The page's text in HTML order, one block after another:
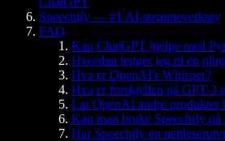
Speechify — #1 AI-stemmeverktøy
FAQ
Kan ChatGPT hjelpe med
Hvordan legger jeg til en
Hva er OpenAI's Whisper?
Hva er forskjellen på GPT-3
Lar OpenAI andre produkter
Kan man bruke Speechify på
Har Speechify en